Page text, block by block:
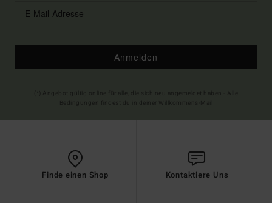
Anmelden
Finde einen Shop Kontaktiere Uns